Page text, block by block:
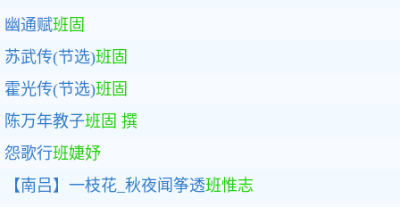
幽通赋班固
苏武传(节选)班固
霍光传(节选)班固
陈万年教子班固 撰
怨歌行班婕妤
【南吕】一枝花_秋夜闻筝透班惟志